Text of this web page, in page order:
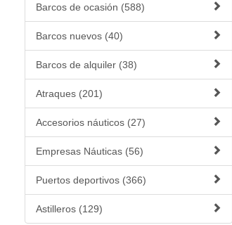
Barcos de ocasión (588)
Barcos nuevos (40)
Barcos de alquiler (38)
Atraques (201)
Accesorios náuticos (27)
Empresas Náuticas (56)
Puertos deportivos (366)
Astilleros (129)